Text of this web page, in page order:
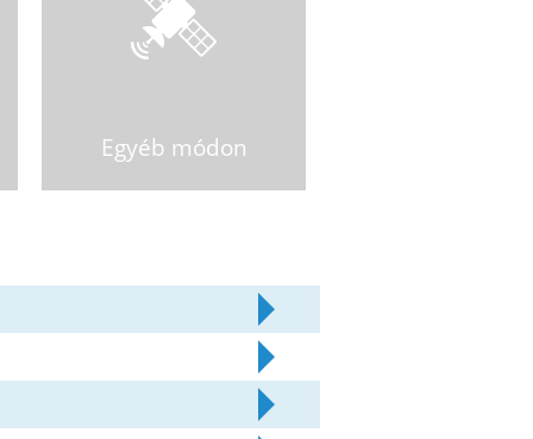
Egyéb módon